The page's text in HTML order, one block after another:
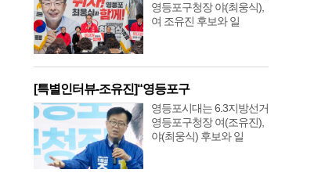
영등포구청장 야(최웅식),
여 조유진 후보와 일
[특별인터뷰-조유진]“영등포구
영등포시대는 6.3지방선거
영등포구청장 여(조유진),
야(최웅식) 후보와 일